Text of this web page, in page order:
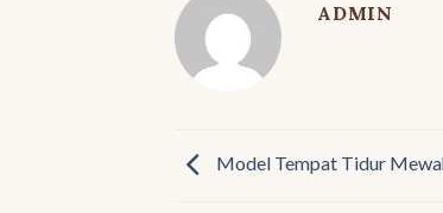
ADMIN
Model Tempat Tidur